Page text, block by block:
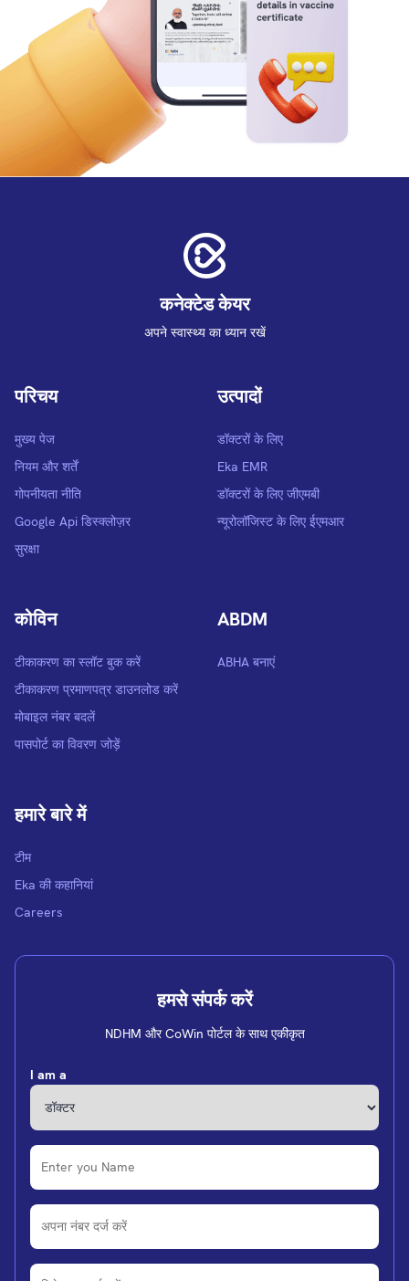
कनेक्टेड केयर
अपने स्वास्थ्य का ध्यान रखें
परिचय
मुख्य पेज
नियम और शर्तें
गोपनीयता नीति
Google Api डिस्क्लोज़र
सुरक्षा
उत्पादों
डॉक्टरों के लिए
Eka EMR
डॉक्टरों के लिए जीएमबी
न्यूरोलॉजिस्ट के लिए ईएमआर
कोविन
टीकाकरण का स्लॉट बुक करें
टीकाकरण प्रमाणपत्र डाउनलोड करें
मोबाइल नंबर बदलें
पासपोर्ट का विवरण जोड़ें
ABDM
ABHA बनाएं
हमारे बारे में
टीम
Eka की कहानियां
Careers
हमसे संपर्क करें
NDHM और CoWin पोर्टल के साथ एकीकृत
I am a